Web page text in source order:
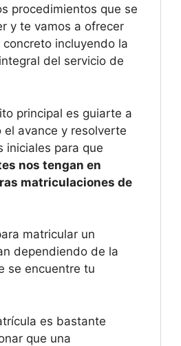
procedimientos que se
y te vamos a ofrecer
incluyendo la
del servicio de
principal es guiarte a
el avance y resolverte
iniciales para que
nos tengan en
matriculaciones de
matricular un
dependiendo de la
se encuentre tu
es bastante
que una